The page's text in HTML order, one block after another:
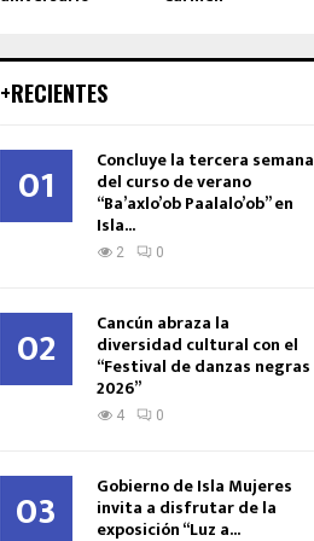
+RECIENTES
01 Concluye la tercera semana
del curso de verano
“Ba’axlo’ob Paalalo’ob” en
Isla...
2 0
02 Cancún abraza la
diversidad cultural con el
“Festival de danzas negras
2026”
4 0
03 Gobierno de Isla Mujeres
invita a disfrutar de la
exposición “Luz a...